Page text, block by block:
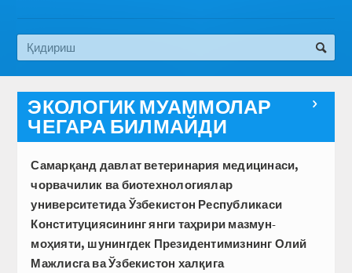
Эко медиа

ЭКОЛОГИК МУАММОЛАР
ЧЕГАРА БИЛМАЙДИ
Самарқанд давлат ветеринария медицинаси,
чорвачилик ва биотехнологиялар
университетида Ўзбекистон Республикаси
Конституциясининг янги таҳрири мазмун-
моҳияти, шунингдек Президентимизнинг Олий
Мажлисга ва Ўзбекистон халқига